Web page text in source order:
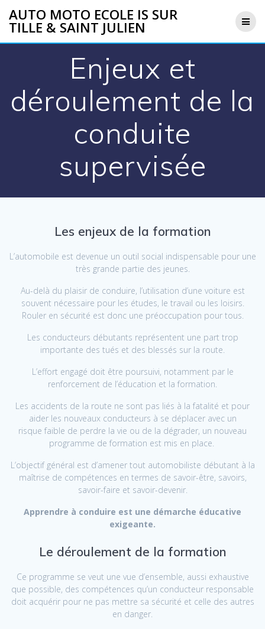
to
content
AUTO MOTO ECOLE IS SUR
TILLE & SAINT JULIEN
Enjeux et
déroulement de la
conduite
supervisée
Les enjeux de la formation
L’automobile est devenue un outil social indispensable pour une
très grande partie des jeunes.
Au-delà du plaisir de conduire, l’utilisation d’une voiture est
souvent nécessaire pour les études, le travail ou les loisirs.
Rouler en sécurité est donc une préoccupation pour tous.
Les conducteurs débutants représentent une part trop
importante des tués et des blessés sur la route.
L’effort engagé doit être poursuivi, notamment par le
renforcement de l’éducation et la formation.
Les accidents de la route ne sont pas liés à la fatalité et pour
aider les nouveaux conducteurs à se déplacer avec un
risque faible de perdre la vie ou de la dégrader, un nouveau
programme de formation est mis en place.
L’objectif général est d’amener tout automobiliste débutant à la
maîtrise de compétences en termes de savoir-être, savoirs,
savoir-faire et savoir-devenir.
Apprendre à conduire est une démarche éducative
exigeante.
Le déroulement de la formation
Ce programme se veut une vue d’ensemble, aussi exhaustive
que possible, des compétences qu’un conducteur responsable
doit acquérir pour ne pas mettre sa sécurité et celle des autres
en danger.